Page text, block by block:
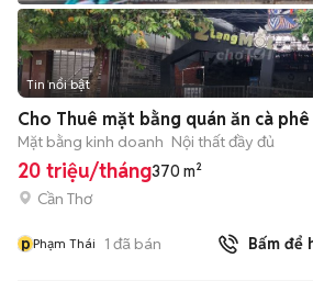
Tin nổi bật
Cho Thuê mặt bằng quán ăn cà phê
Mặt bằng kinh doanh Nội thất đầy đủ
20 triệu/tháng370 m²
Cần Thơ
pPhạm Thái 1 đã bán Bấm để